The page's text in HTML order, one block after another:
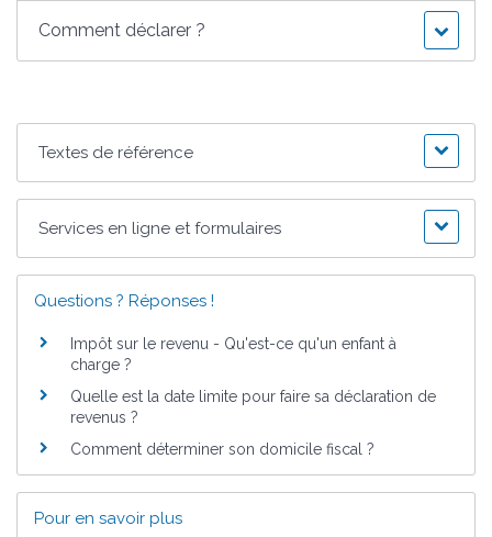
Comment déclarer ?
Textes de référence
Services en ligne et formulaires
Questions ? Réponses !
Impôt sur le revenu - Qu'est-ce qu'un enfant à
charge ?
Quelle est la date limite pour faire sa déclaration de
revenus ?
Comment déterminer son domicile fiscal ?
Pour en savoir plus